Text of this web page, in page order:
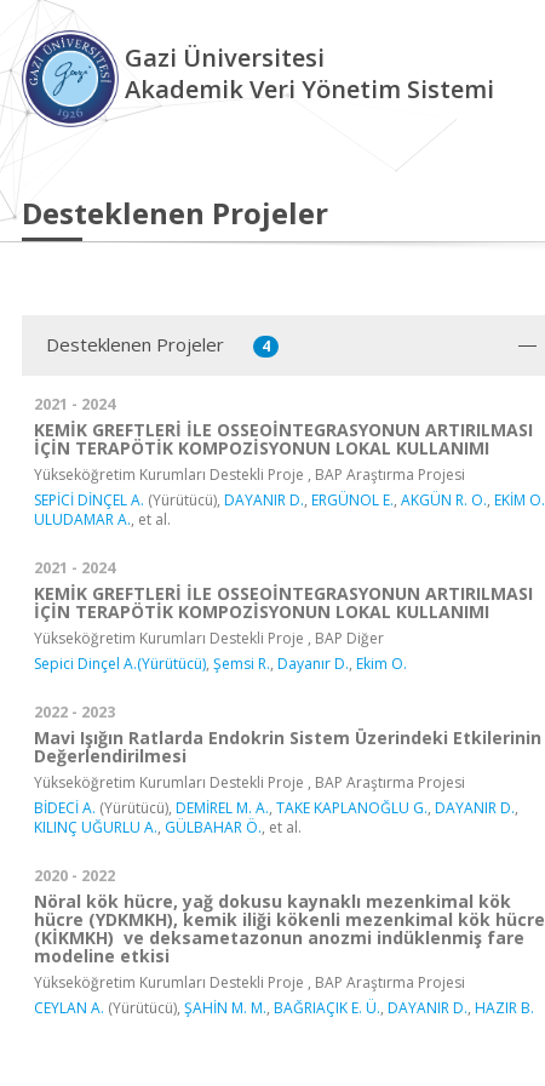
Gazi Üniversitesi
Akademik Veri Yönetim Sistemi
Desteklenen Projeler
Desteklenen Projeler 4
2021 - 2024
KEMİK GREFTLERİ İLE OSSEOİNTEGRASYONUN ARTIRILMASI
İÇİN TERAPÖTİK KOMPOZİSYONUN LOKAL KULLANIMI
Yükseköğretim Kurumları Destekli Proje , BAP Araştırma Projesi
SEPİCİ DİNÇEL A. (Yürütücü), DAYANIR D., ERGÜNOL E., AKGÜN R. O., EKİM O.
ULUDAMAR A., et al.
2021 - 2024
KEMİK GREFTLERİ İLE OSSEOİNTEGRASYONUN ARTIRILMASI
İÇİN TERAPÖTİK KOMPOZİSYONUN LOKAL KULLANIMI
Yükseköğretim Kurumları Destekli Proje , BAP Diğer
Sepici Dinçel A.(Yürütücü), Şemsi R., Dayanır D., Ekim O.
2022 - 2023
Mavi Işığın Ratlarda Endokrin Sistem Üzerindeki Etkilerinin
Değerlendirilmesi
Yükseköğretim Kurumları Destekli Proje , BAP Araştırma Projesi
BİDECİ A. (Yürütücü), DEMİREL M. A., TAKE KAPLANOĞLU G., DAYANIR D.,
KILINÇ UĞURLU A., GÜLBAHAR Ö., et al.
2020 - 2022
Nöral kök hücre, yağ dokusu kaynaklı mezenkimal kök
hücre (YDKMKH), kemik iliği kökenli mezenkimal kök hücre
(KİKMKH) ve deksametazonun anozmi indüklenmiş fare
modeline etkisi
Yükseköğretim Kurumları Destekli Proje , BAP Araştırma Projesi
CEYLAN A. (Yürütücü), ŞAHİN M. M., BAĞRIAÇIK E. Ü., DAYANIR D., HAZIR B.